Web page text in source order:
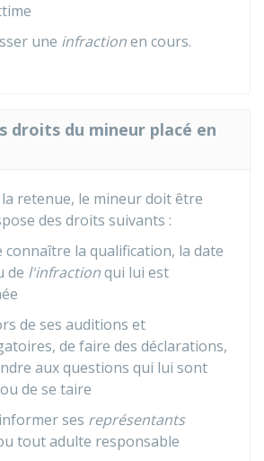
une infractionen cours.
droits du mineur placé en
retenue, le mineur doit être
des droits suivants :
connaître la qualification, la date
de l'infractionqui lui est
de ses auditions et
de faire des déclarations,
aux questions qui lui sont
de se taire
ses représentants
tout adulte responsable